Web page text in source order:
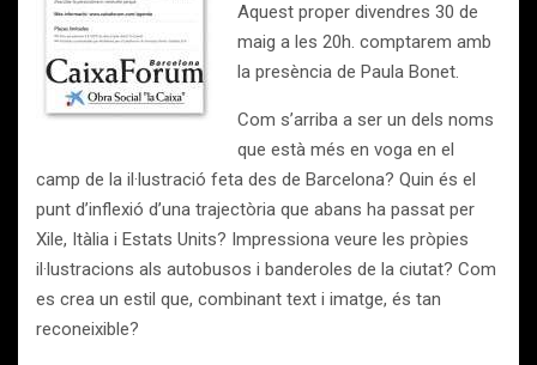
Aquest proper divendres 30 de
maig a les 20h. comptarem amb
la presència de Paula Bonet.
Com s’arriba a ser un dels noms
que està més en voga en el
camp de la il·lustració feta des de Barcelona? Quin és el
punt d’inflexió d’una trajectòria que abans ha passat per
Xile, Itàlia i Estats Units? Impressiona veure les pròpies
il·lustracions als autobusos i banderoles de la ciutat? Com
es crea un estil que, combinant text i imatge, és tan
reconeixible?